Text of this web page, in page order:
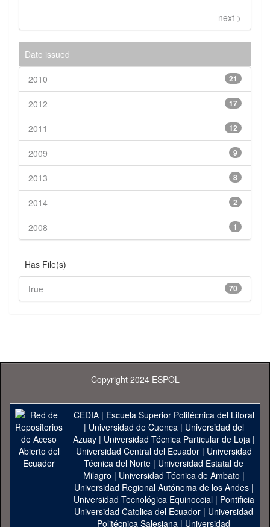
next >
Date issued
21
2010
17
2012
12
2011
9
2009
8
2013
2
2014
1
2008
Has File(s)
70
true
Copyright 2024 ESPOL
CEDIA| Escuela Superior Politécnica del Litoral
| Universidad de Cuenca| Universidad del
Azuay| Universidad Técnica Particular de Loja|
Universidad Central del Ecuador| Universidad
Técnica del Norte | Universidad Estatal de
Milagro | Universidad Técnica de Ambato |
Universidad Regional Autónoma de los Andes|
Universidad Tecnológica Equinoccial| Pontificia
Universidad Catolica del Ecuador | Universidad
Politécnica Salesiana | Universidad